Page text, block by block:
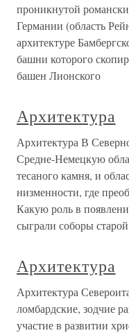
проникнутой
Германии (область
архитектуре
башни которого
башен Лионского
Архитектура
Архитектура В
Средне-Немецкую
тесаного камня, и
низменности, где
Какую роль в
сыграли соборы старой
Архитектура
Архитектура
ломбардские, зодчие
участие в развитии